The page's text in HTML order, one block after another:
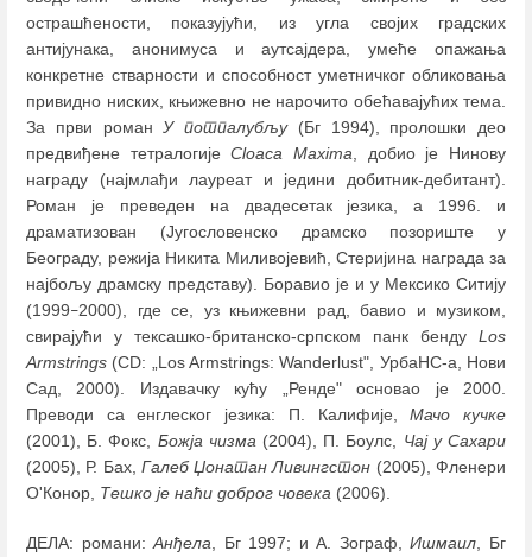
острашћености, показујући, из угла својих градских
антијунака, анонимуса и аутсајдера, умеће опажања
конкретне стварности и способност уметничког обликовања
привидно ниских, књижевно не нарочито обећавајућих тема.
За први романУ потпалубљу(Бг 1994), пролошки део
предвиђене тетралогијеCloaca Maxima, добио је Нинову
награду (најмлађи лауреат и једини добитник-дебитант).
Роман је преведен на двадесетак језика, а 1996. и
драматизован (Југословенско драмско позориште у
Београду, режија Никита Миливојевић, Стеријина награда за
најбољу драмску представу). Боравио је и у Мексико Ситију
(1999–2000), где се, уз књижевни рад, бавио и музиком,
свирајући у тексашко-британско-српском панк бенду Los
Armstrings (CD: „Los Armstrings: Wanderlust", УрбаНС-а, Нови
Сад, 2000). Издавачку кућу „Ренде" основао je 2000.
Преводи са енглеског језика: П. Калифије,Мачо кучке
(2001), Б. Фокс, Божја чизма(2004), П. Боулс, Чај у Сахари
(2005), Р. Бах, Галеб Џонатан Ливингстон (2005), Фленери
О'Конор, Тешко је наћи доброг човека (2006).
ДЕЛА: романи:Анђела , Бг 1997; и А. Зограф,Ишмаил , Бг